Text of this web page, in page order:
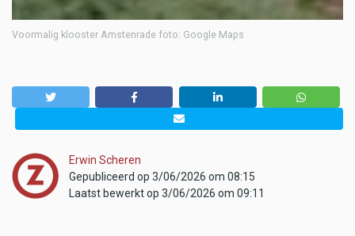
Voormalig klooster Amstenrade foto: Google Maps
Erwin Scheren
Gepubliceerd op 3/06/2026 om 08:15
Laatst bewerkt op 3/06/2026 om 09:11